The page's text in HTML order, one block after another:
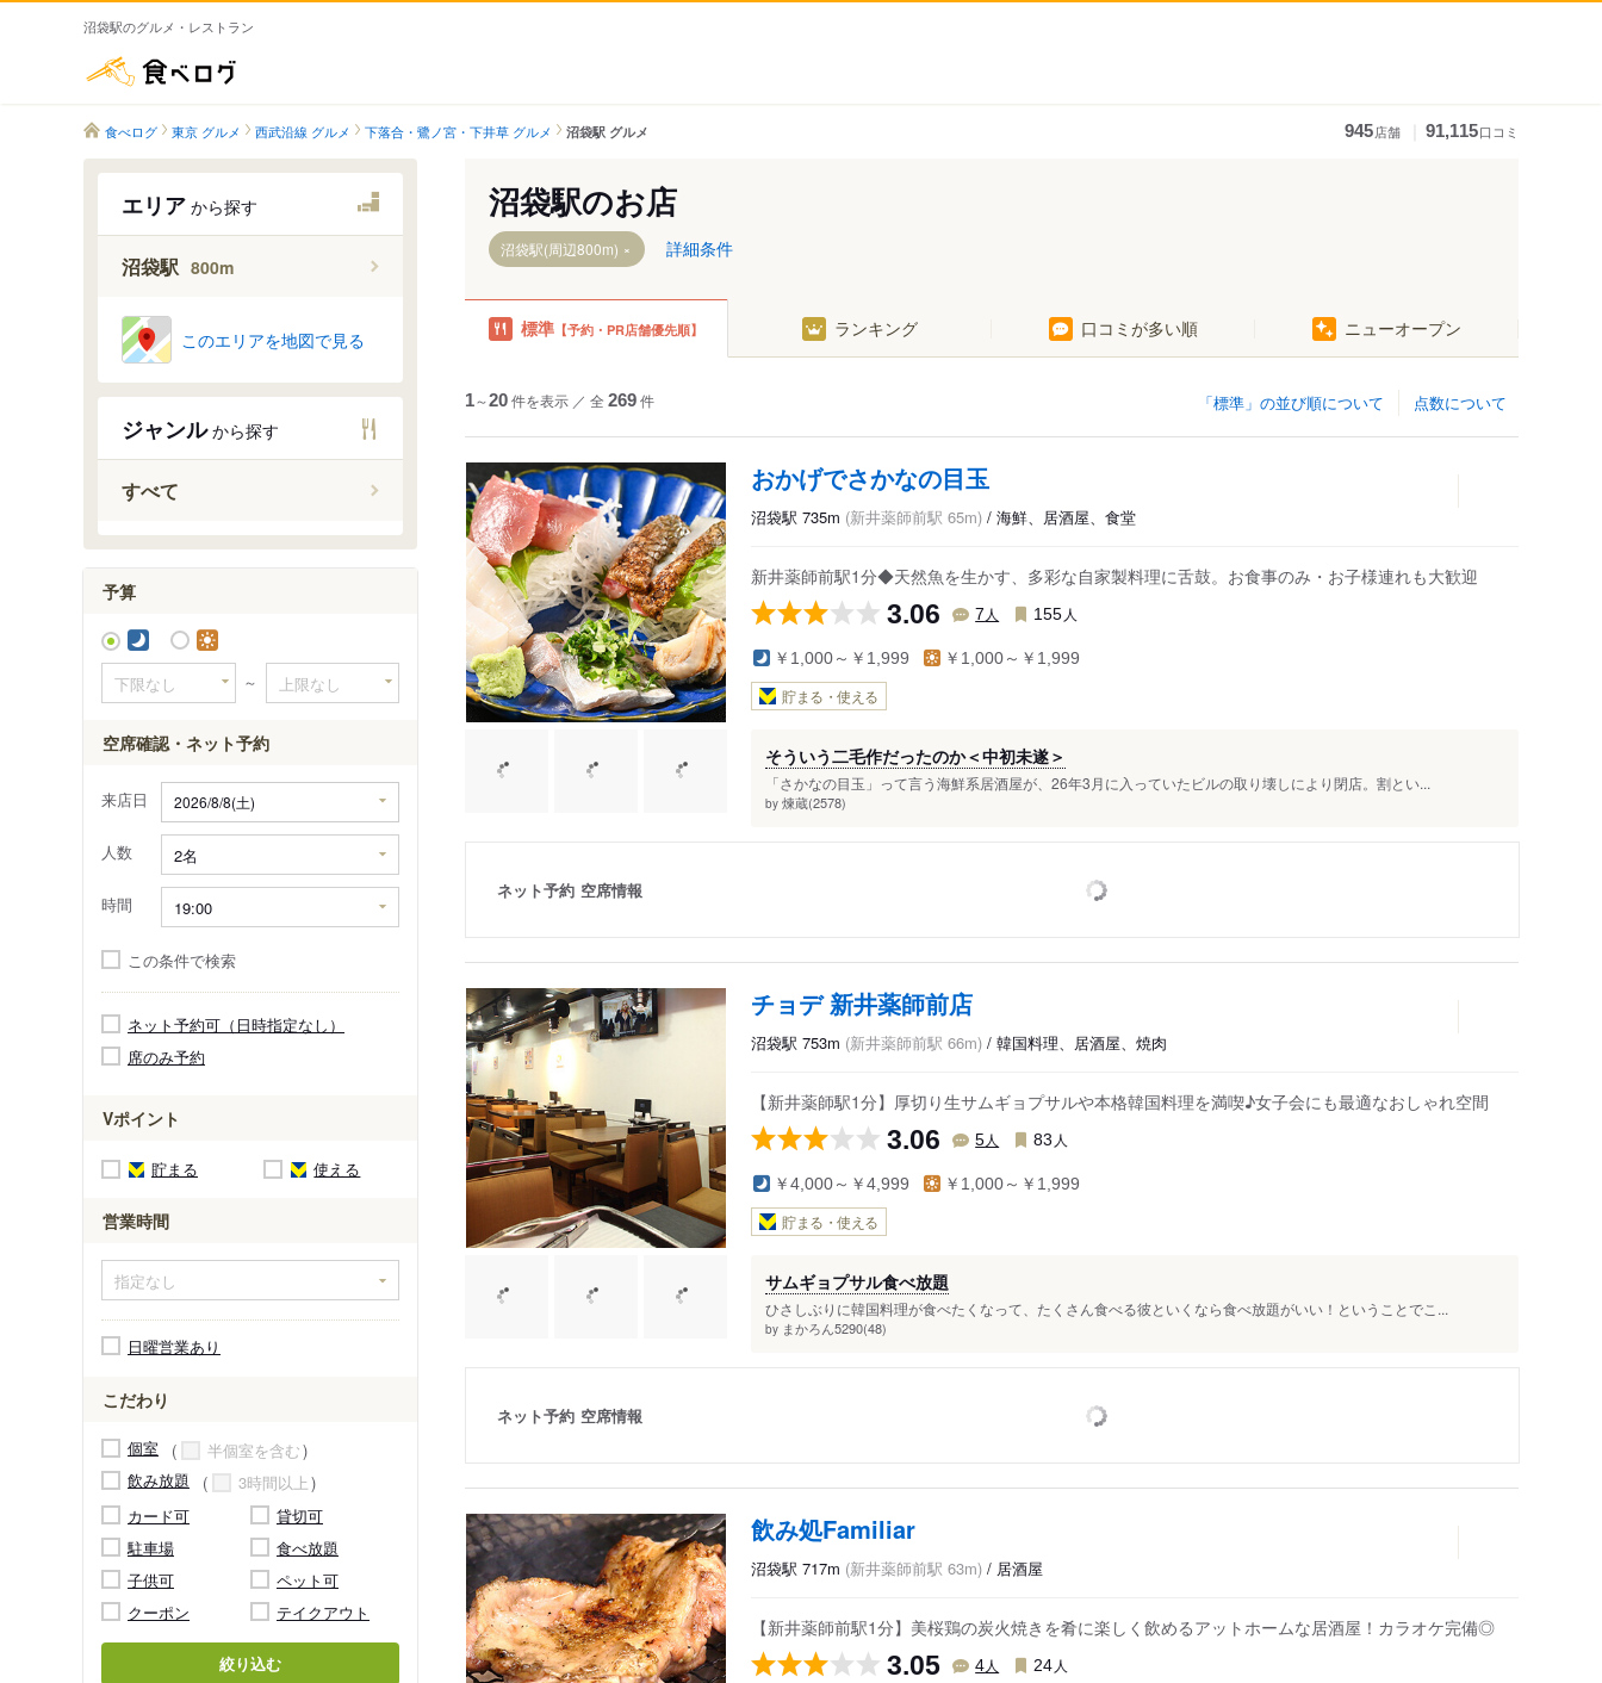
沼袋駅のグルメ・レストラン
食べログ 東京 グルメ 西武沿線 グルメ 下落合・鷺ノ宮・下井草 グルメ 沼袋駅 グルメ 945店舗 91,115口コミ
エリア から探す
沼袋駅 800m
新井薬師 梅照院
このエリアを地図で見る
ジャンルから探す
すべて
予算
～
空席確認・ネット予約
来店日
人数
時間
この条件で検索
ネット予約可（日時指定なし）
席のみ予約
Vポイント
貯まる 使える
営業時間
日曜営業あり
こだわり
個室
半個室を含む
飲み放題
3時間以上
カード可
貸切可
駐車場
食べ放題
子供可
ペット可
クーポン
テイクアウト
絞り込む
沼袋駅のお店
沼袋駅(周辺800m) 詳細条件
標準 【予約・PR店舗優先順】 ランキング 口コミが多い順 ニューオープン
点数について
「標準」の並び順について
1～20件を表示 ／ 全 269件
おかげでさかなの目玉
沼袋駅 735m (新井薬師前駅 65m) / 海鮮、居酒屋、食堂
新井薬師前駅1分◆天然魚を生かす、多彩な自家製料理に舌鼓。お食事のみ・お子様連れも大歓迎
3.06 7 人 155 人
￥1,000～￥1,999 ￥1,000～￥1,999
貯まる・使える
そういう二毛作だったのか＜中初未遂＞
「さかなの目玉」って言う海鮮系居酒屋が、26年3月に入っていたビルの取り壊しにより閉店。割とい...
by 煉蔵(2578)
ネット予約 空席情報
チョデ 新井薬師前店
沼袋駅 753m (新井薬師前駅 66m) / 韓国料理、居酒屋、焼肉
【新井薬師駅1分】厚切り生サムギョプサルや本格韓国料理を満喫♪女子会にも最適なおしゃれ空間
3.06 5人 83 人
￥4,000～￥4,999 ￥1,000～￥1,999
貯まる・使える
サムギョプサル食べ放題
ひさしぶりに韓国料理が食べたくなって、たくさん食べる彼といくなら食べ放題がいい！ということでこ...
by まかろん5290(48)
ネット予約 空席情報
飲み処Familiar
沼袋駅 717m (新井薬師前駅 63m) / 居酒屋
【新井薬師前駅1分】美桜鶏の炭火焼きを肴に楽しく飲めるアットホームな居酒屋！カラオケ完備◎
3.05 4人 24 人